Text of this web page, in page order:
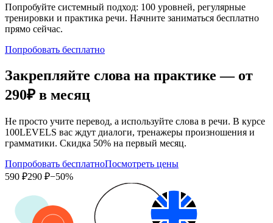
Попробуйте системный подход: 100 уровней, регулярные
тренировки и практика речи. Начните заниматься бесплатно
прямо сейчас.
Попробовать бесплатно
Закрепляйте слова на практике — от
290₽ в месяц
Не просто учите перевод, а используйте слова в речи. В курсе
100LEVELS вас ждут диалоги, тренажеры произношения и
грамматики. Скидка 50% на первый месяц.
Попробовать бесплатноПосмотреть цены
590 ₽290 ₽−50%